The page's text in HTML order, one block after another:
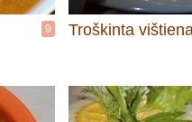
9 Troškinta